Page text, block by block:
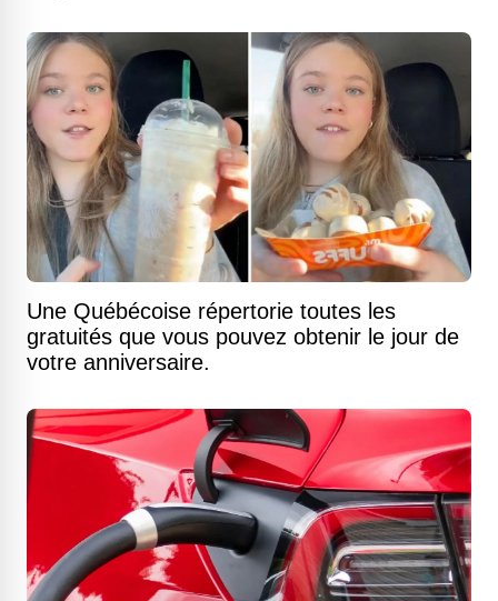
Une Québécoise répertorie toutes les
gratuités que vous pouvez obtenir le jour de
votre anniversaire.